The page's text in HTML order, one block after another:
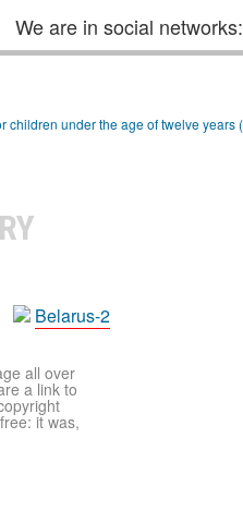
We are in social networks:
Belarus-2
all over
a link to
it was,